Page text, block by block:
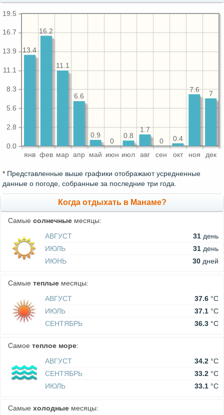
янв фев мар апр май июн июл авг сен окт ноя дек
0.0
2.8
5.6
8.3
11.1
13.9
16.7
19.5
7
7.6
0.4
0
1.7
0.8
0
0.9
6.6
11.1
16.2
13.4
* Представленные выше графики отображают усредненные
данные о погоде, собранные за последние три года.
Когда отдыхать в Манаме?
Самые солнечные месяцы:
АВГУСТ
31 день
ИЮЛЬ
31 день
ИЮНЬ
30 дней
Самые теплые месяцы:
АВГУСТ
37.6 °C
ИЮЛЬ
37.1 °C
СЕНТЯБРЬ
36.3 °C
Самое теплое море:
АВГУСТ
34.2 °C
СЕНТЯБРЬ
33.2 °C
ИЮЛЬ
33.1 °C
Самые холодные месяцы: